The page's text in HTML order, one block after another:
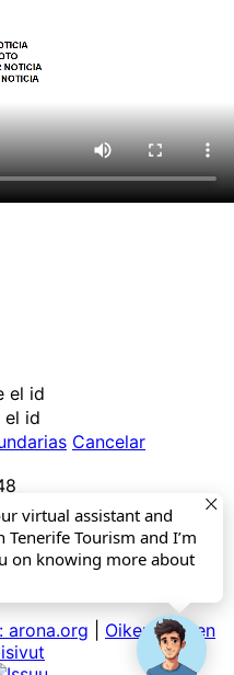
virtual assistant and
Tourism and I’m
on knowing more about
el id
el id
Cancelar
arona.org
Oikeudellinen